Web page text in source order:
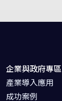
企業與政府專區
產業導入應用
成功案例